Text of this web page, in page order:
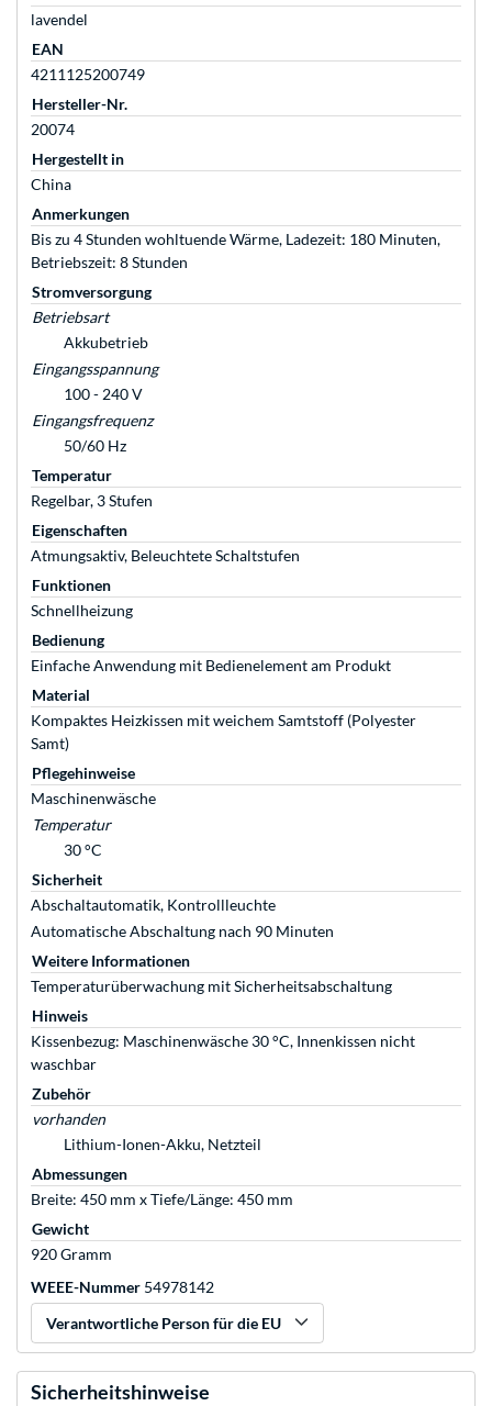
lavendel
EAN
4211125200749
Hersteller-Nr.
20074
Hergestellt in
China
Anmerkungen
Bis zu 4 Stunden wohltuende Wärme, Ladezeit: 180 Minuten,
Betriebszeit: 8 Stunden
Stromversorgung
Betriebsart
Akkubetrieb
Eingangsspannung
100 - 240 V
Eingangsfrequenz
50/60 Hz
Temperatur
Regelbar, 3 Stufen
Eigenschaften
Atmungsaktiv, Beleuchtete Schaltstufen
Funktionen
Schnellheizung
Bedienung
Einfache Anwendung mit Bedienelement am Produkt
Material
Kompaktes Heizkissen mit weichem Samtstoff (Polyester
Samt)
Pflegehinweise
Maschinenwäsche
Temperatur
30 °C
Sicherheit
Abschaltautomatik, Kontrollleuchte
Automatische Abschaltung nach 90 Minuten
Weitere Informationen
Temperaturüberwachung mit Sicherheitsabschaltung
Hinweis
Kissenbezug: Maschinenwäsche 30 °C, Innenkissen nicht
waschbar
Zubehör
vorhanden
Lithium-Ionen-Akku, Netzteil
Abmessungen
Breite: 450 mm x Tiefe/Länge: 450 mm
Gewicht
920 Gramm
WEEE-Nummer 54978142
Verantwortliche Person für die EU
Sicherheitshinweise